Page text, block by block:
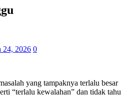
24, 2026 0
yang tampaknya terlalu besar
“terlalu kewalahan” dan tidak tahu